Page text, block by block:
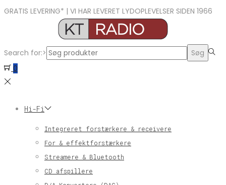
GRATIS LEVERING* | VI HAR LEVERET LYDOPLEVELSER SIDEN 1966
Search for:>
Søg
0
Hi-Fi
Integreret forstærkere & receivere
For & effektforstærkere
Streamere & Bluetooth
CD afspillere